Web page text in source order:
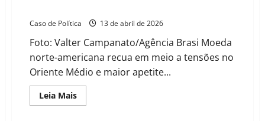
Caso de Política 13 de abril de 2026
Foto: Valter Campanato/Agência Brasi Moeda
norte-americana recua em meio a tensões no
Oriente Médio e maior apetite...
Leia MaisRead
more